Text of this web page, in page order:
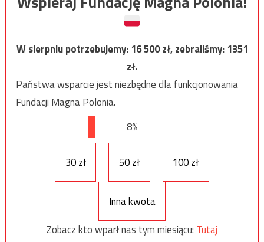
W sierpniu potrzebujemy:16 500zł, zebraliśmy:1351
zł.
Państwa wsparcie jest niezbędne dla funkcjonowania
Fundacji Magna Polonia.
8%
30 zł 50 zł 100 zł
Inna kwota
Zobacz kto wparł nas tym miesiącu: Tutaj